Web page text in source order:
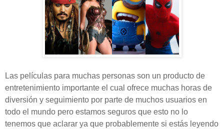
Las películas para muchas personas son un producto de
entretenimiento importante el cual ofrece muchas horas de
diversión y seguimiento por parte de muchos usuarios en
todo el mundo pero estamos seguros que esto no lo
tenemos que aclarar ya que probablemente si estás leyendo